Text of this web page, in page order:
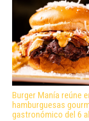
Burger Manía reúne
hamburguesas
gastronómico del 6